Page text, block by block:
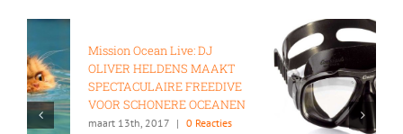
Mission Ocean Live: DJ
OLIVER HELDENS MAAKT
SPECTACULAIRE FREEDIVE
VOOR SCHONERE OCEANEN
maart 13th, 2017 0 Reacties